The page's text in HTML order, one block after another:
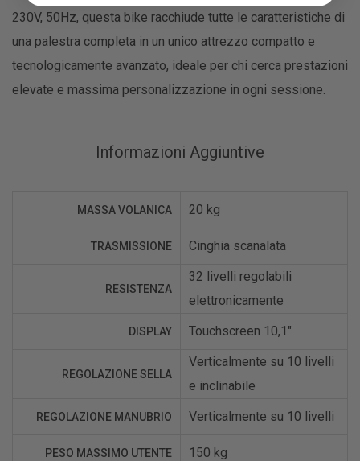
230V, 50Hz, questa bike racchiude tutte le caratteristiche di
una palestra completa in un unico attrezzo compatto e
tecnologicamente avanzato, ideale per chi cerca prestazioni
elevate e massima personalizzazione in ogni sessione.
Informazioni Aggiuntive
MASSA VOLANICA 20 kg
TRASMISSIONE Cinghia scanalata
RESISTENZA
32 livelli regolabili
elettronicamente
DISPLAY Touchscreen 10,1"
REGOLAZIONE SELLA
Verticalmente su 10 livelli
e inclinabile
REGOLAZIONE MANUBRIO Verticalmente su 10 livelli
PESO MASSIMO UTENTE 150 kg